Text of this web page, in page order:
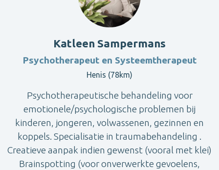
Katleen Sampermans
Psychotherapeut en Systeemtherapeut
Henis (78km)
Psychotherapeutische behandeling voor
emotionele/psychologische problemen bij
kinderen, jongeren, volwassenen, gezinnen en
koppels. Specialisatie in traumabehandeling .
Creatieve aanpak indien gewenst (vooral met klei)
Brainspotting (voor onverwerkte gevoelens,